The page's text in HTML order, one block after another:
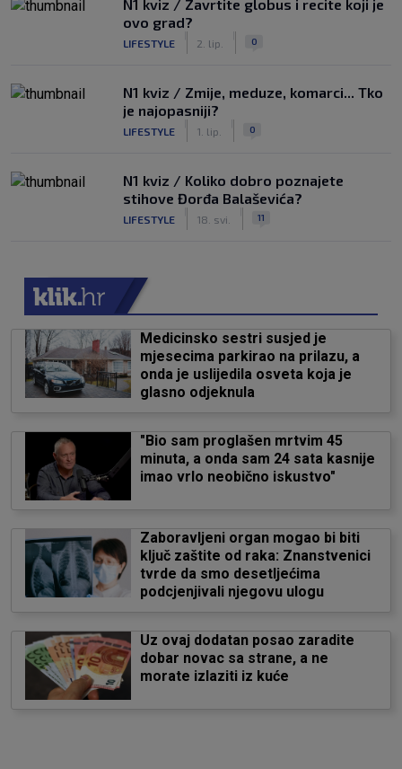
N1 kviz / Zavrtite globus i recite koji je
ovo grad?
LIFESTYLE 2. lip. 0
N1 kviz / Zmije, meduze, komarci... Tko
je najopasniji?
LIFESTYLE 1. lip. 0
N1 kviz / Koliko dobro poznajete
stihove Đorđa Balaševića?
LIFESTYLE 18. svi. 11
Medicinsko sestri susjed je
mjesecima parkirao na prilazu, a
onda je uslijedila osveta koja je
glasno odjeknula
"Bio sam proglašen mrtvim 45
minuta, a onda sam 24 sata kasnije
imao vrlo neobično iskustvo"
Zaboravljeni organ mogao bi biti
ključ zaštite od raka: Znanstvenici
tvrde da smo desetljećima
podcjenjivali njegovu ulogu
Uz ovaj dodatan posao zaradite
dobar novac sa strane, a ne
morate izlaziti iz kuće